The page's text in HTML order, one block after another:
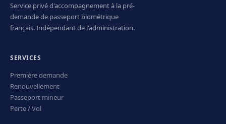
Service privé d'accompagnement à la pré-
demande de passeport biométrique
français. Indépendant de l'administration.
SERVICES
Première demande
Renouvellement
Passeport mineur
Perte / Vol